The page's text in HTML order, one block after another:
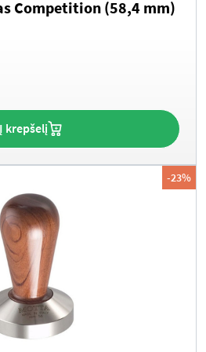
Competition (58,4 mm)
Į krepšelį
-23%